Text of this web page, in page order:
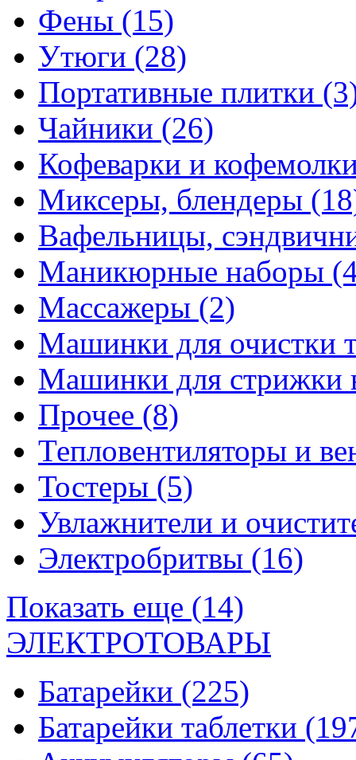
Фены (15)
Утюги (28)
Портативные плитки
Чайники (26)
Кофеварки и
Миксеры, блендеры
Вафельницы,
Маникюрные наборы
Массажеры (2)
Машинки для очистки
Машинки для стрижки
Прочее (8)
Тепловентиляторы и
Тостеры (5)
Увлажнители и
Электробритвы (16)
Показать еще (14)
ЭЛЕКТРОТОВАРЫ
Батарейки (225)
Батарейки таблетки